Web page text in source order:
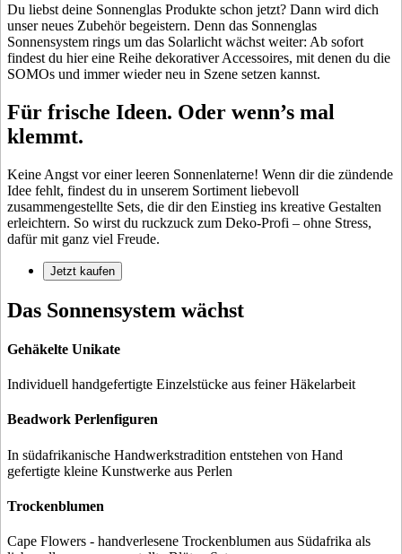
Du liebst deine Sonnenglas Produkte schon jetzt? Dann wird dich
unser neues Zubehör begeistern. Denn das Sonnenglas
Sonnensystem rings um das Solarlicht wächst weiter: Ab sofort
findest du hier eine Reihe dekorativer Accessoires, mit denen du die
SOMOs und immer wieder neu in Szene setzen kannst.
Für frische Ideen. Oder wenn’s mal
klemmt.
Keine Angst vor einer leeren Sonnenlaterne! Wenn dir die zündende
Idee fehlt, findest du in unserem Sortiment liebevoll
zusammengestellte Sets, die dir den Einstieg ins kreative Gestalten
erleichtern. So wirst du ruckzuck zum Deko-Profi – ohne Stress,
dafür mit ganz viel Freude.
Jetzt kaufen
Das Sonnensystem wächst
Gehäkelte Unikate
Individuell handgefertigte Einzelstücke aus feiner Häkelarbeit
Beadwork Perlenfiguren
In südafrikanische Handwerkstradition entstehen von Hand
gefertigte kleine Kunstwerke aus Perlen
Trockenblumen
Cape Flowers - handverlesene Trockenblumen aus Südafrika als